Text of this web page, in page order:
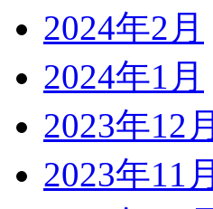
2024年2月
2024年1月
2023年12月
2023年11月